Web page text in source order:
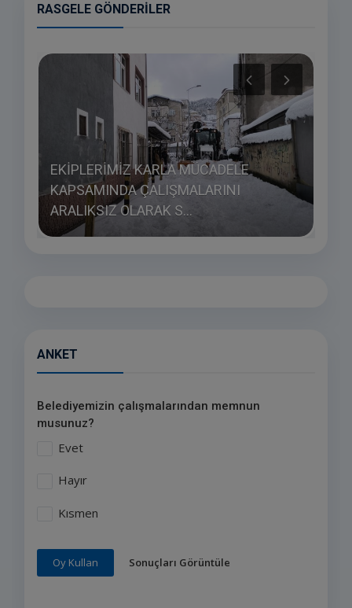
RASGELE GÖNDERILER
EKİPLERİMİZ KARLA MÜCADELE
KAPSAMINDA ÇALIŞMALARINI
ARALIKSIZ OLARAK S...
ANKET
Belediyemizin çalışmalarından memnun
musunuz?
Evet
Hayır
Kısmen
Oy Kullan Sonuçları Görüntüle